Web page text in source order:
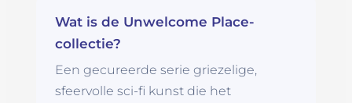
Wat is de Unwelcome Place-
collectie?
Een gecureerde serie griezelige,
sfeervolle sci-fi kunst die het